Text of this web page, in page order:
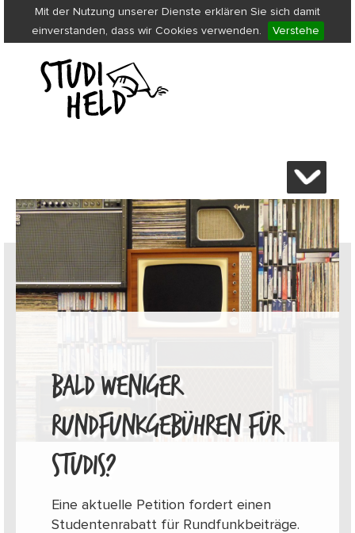
Mit der Nutzung unserer Dienste erklären Sie sich damit
einverstanden, dass wir Cookies verwenden.
Verstehe
BALD WENIGER
RUNDFUNKGEBÜHREN FÜR
STUDIS?
Eine aktuelle Petition fordert einen
Studentenrabatt für Rundfunkbeiträge.